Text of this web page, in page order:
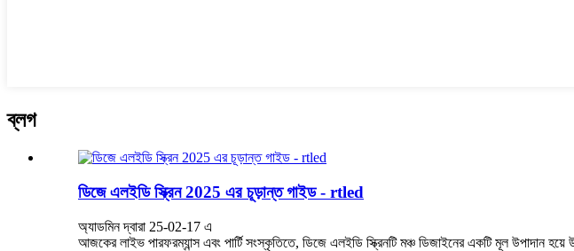
ব্লগ
ডিজে এলইডি স্ক্রিন 2025 এর চূড়ান্ত গাইড - rtled
অ্যাডমিন দ্বারা 25-02-17 এ
আজকের লাইভ পারফরম্যান্স এবং পার্টি সংস্কৃতিতে, ডিজে এলইডি স্ক্রিনটি মঞ্চ ডিজাইনের একটি মূল উপাদান